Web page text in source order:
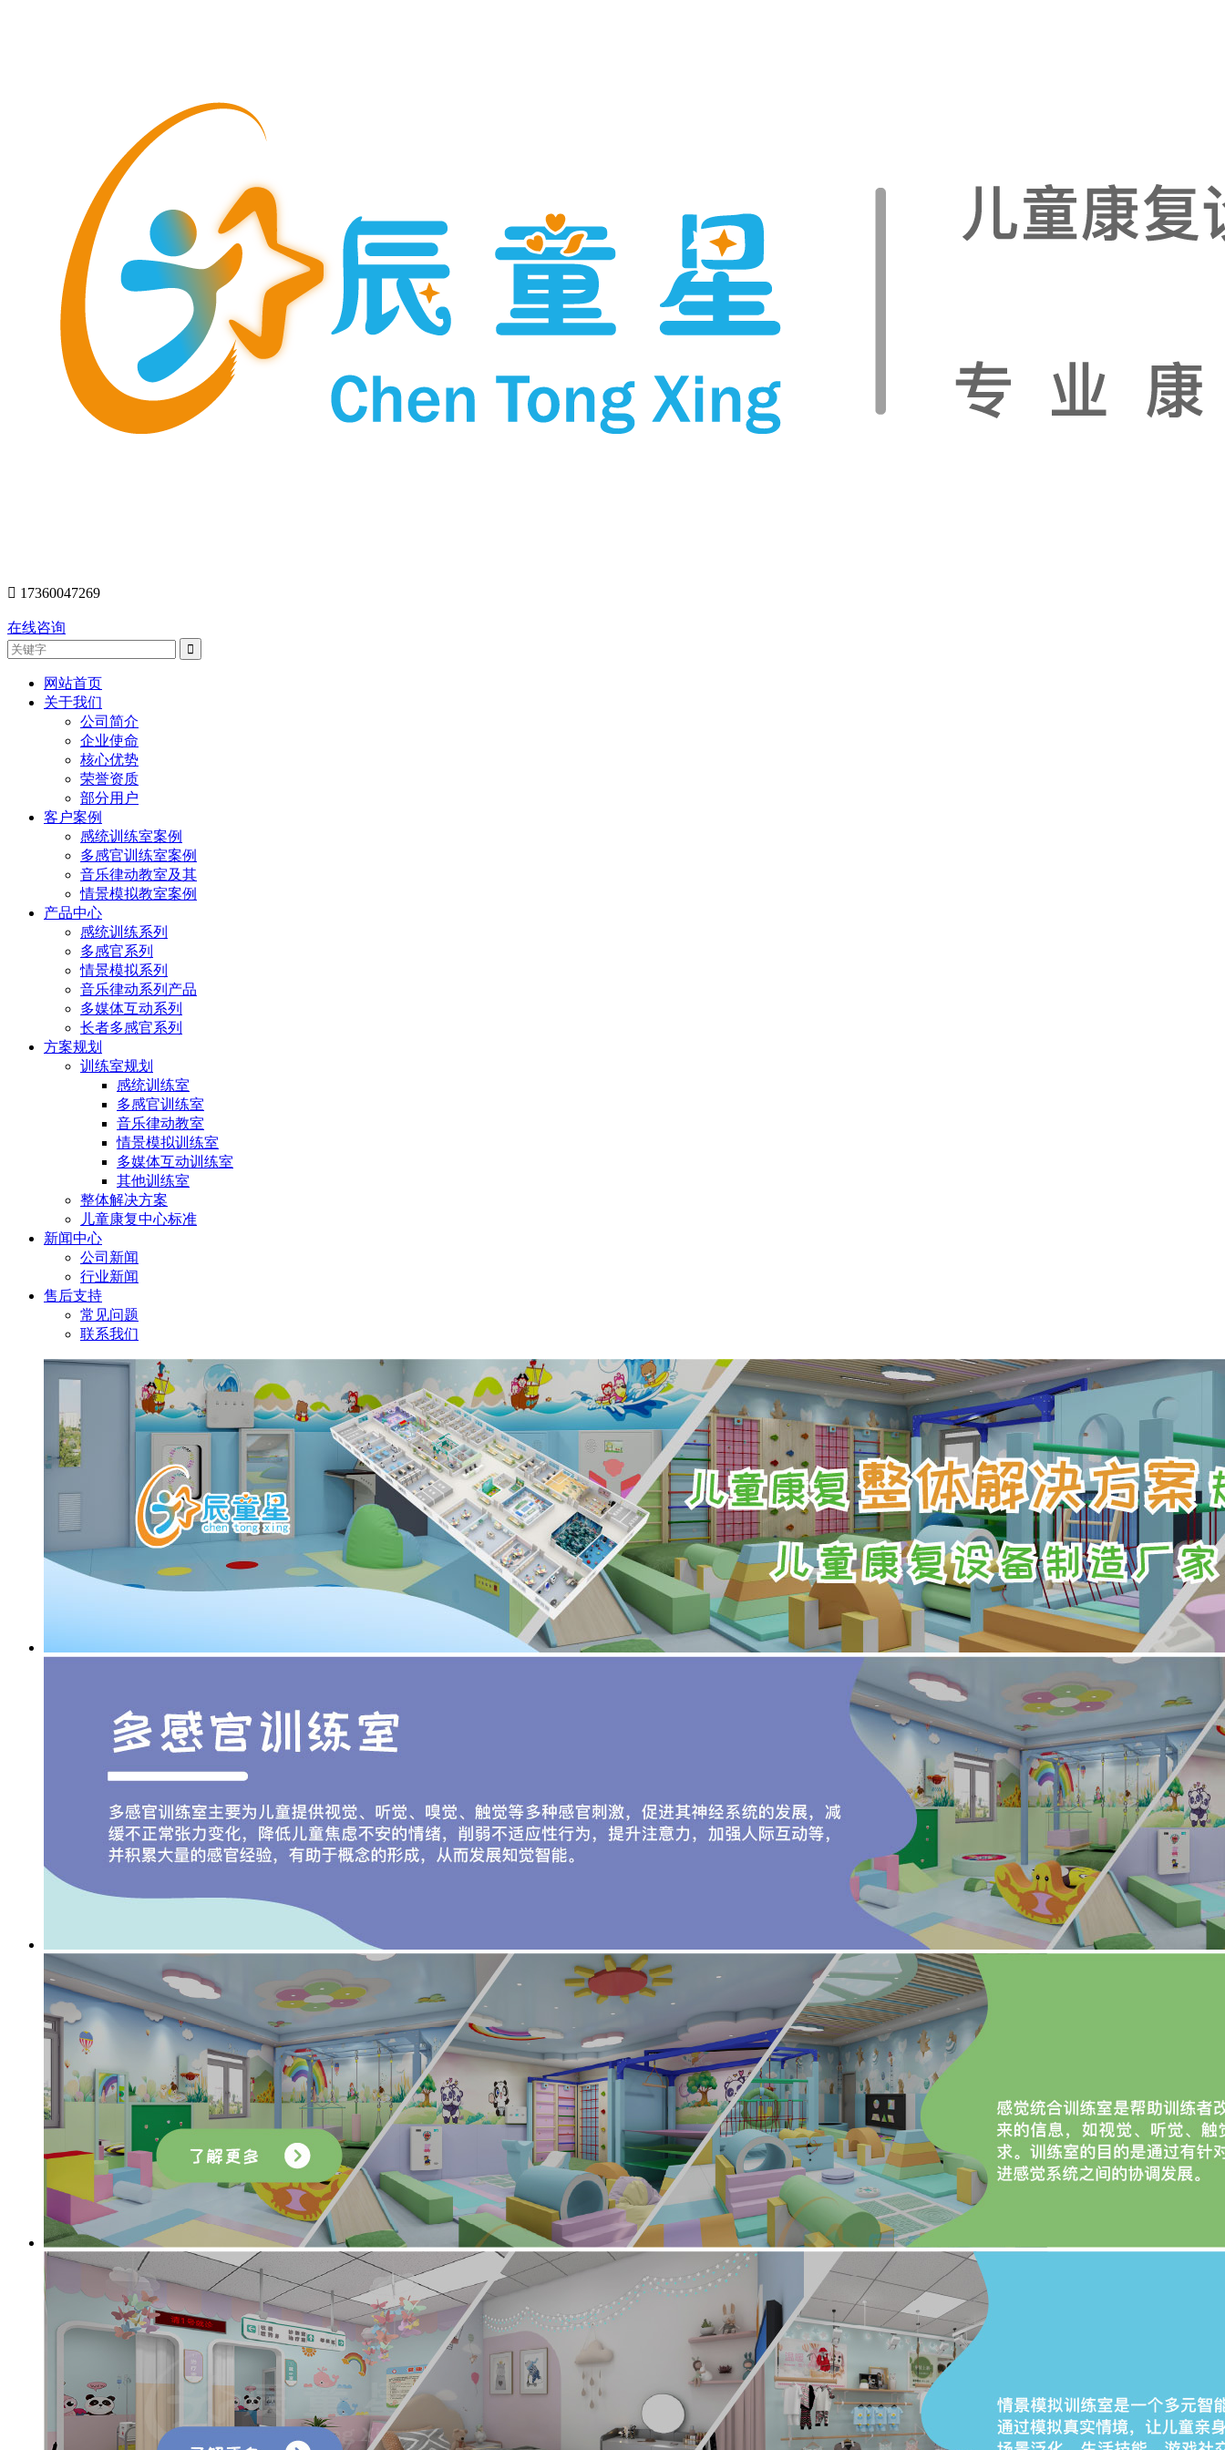
󰇯 17360047269
在线咨询
网站首页
关于我们
公司简介
企业使命
核心优势
荣誉资质
部分用户
客户案例
感统训练室案例
多感官训练室案例
音乐律动教室及其
情景模拟教室案例
产品中心
感统训练系列
多感官系列
情景模拟系列
音乐律动系列产品
多媒体互动系列
长者多感官系列
方案规划
训练室规划
感统训练室
多感官训练室
音乐律动教室
情景模拟训练室
多媒体互动训练室
其他训练室
整体解决方案
儿童康复中心标准
新闻中心
公司新闻
行业新闻
售后支持
常见问题
联系我们